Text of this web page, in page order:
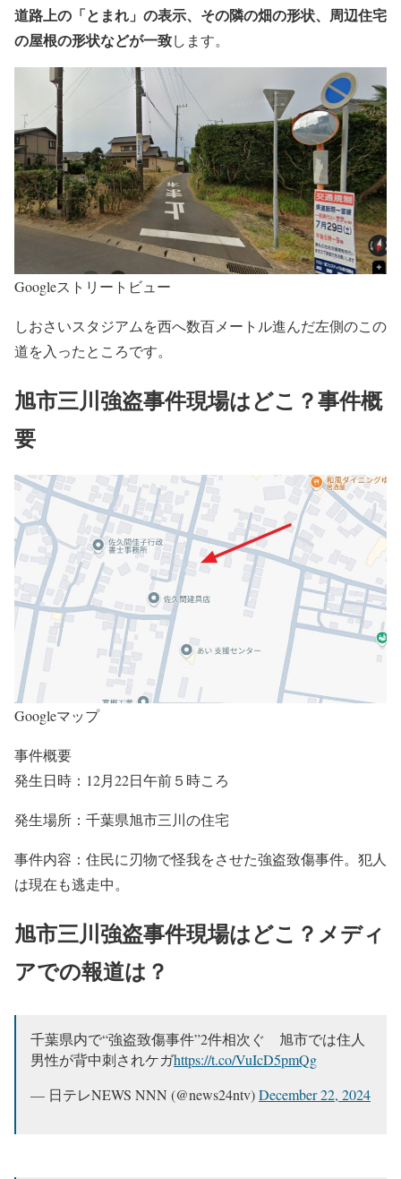
道路上の「とまれ」の表示、その隣の畑の形状、周辺住宅
の屋根の形状などが一致します。
Googleストリートビュー
しおさいスタジアムを西へ数百メートル進んだ左側のこの
道を入ったところです。
旭市三川強盗事件現場はどこ？事件概
要
Googleマップ
事件概要
発生日時：12月22日午前５時ころ
発生場所：千葉県旭市三川の住宅
事件内容：住民に刃物で怪我をさせた強盗致傷事件。犯人
は現在も逃走中。
旭市三川強盗事件現場はどこ？メディ
アでの報道は？
千葉県内で“強盗致傷事件”2件相次ぐ 旭市では住人
男性が背中刺されケガhttps://t.co/VuIcD5pmQg
— 日テレNEWS NNN (@news24ntv)December 22, 2024